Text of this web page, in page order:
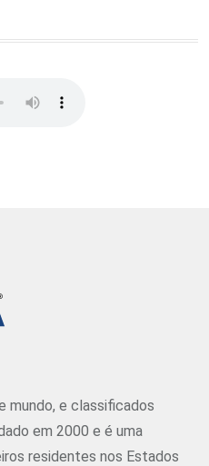
mundo, e classificados
em 2000 e é uma
residentes nos Estados